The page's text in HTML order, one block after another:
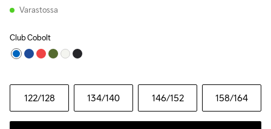
Varastossa
Club Cobolt
122/128 134/140 146/152 158/164